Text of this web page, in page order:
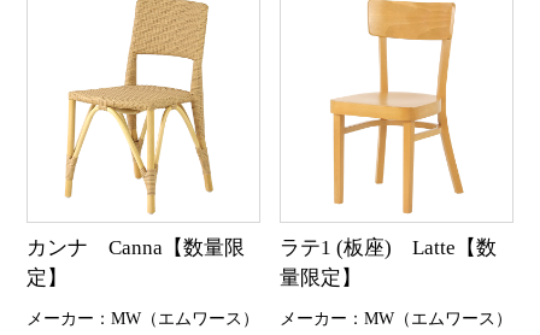
カンナ Canna【数量限
定】
メーカー：MW（エムワース）
ラテ1 (板座) Latte【数
量限定】
メーカー：MW（エムワース）